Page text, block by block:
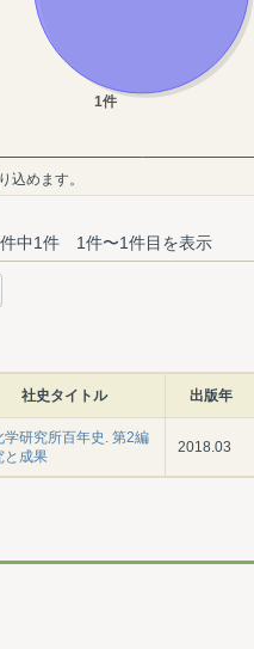
込めます。
中1件 1件〜1件目を表示
社史タイトル 出版年
学研究所百年史. 第2編
と成果
2018.03